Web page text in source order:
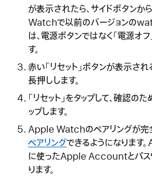
が表示されたら、サイドボタンか
Watchで以前のバージョンの
は、電源ボタンではなく「電源オ
す。
赤い「リセット」ボタンが表示
長押しします。
「リセット」をタップして、確認の
ップします。
Apple Watchのペアリングが完
ペアリングできるようになりま
に使ったApple Accountとパス
ります。